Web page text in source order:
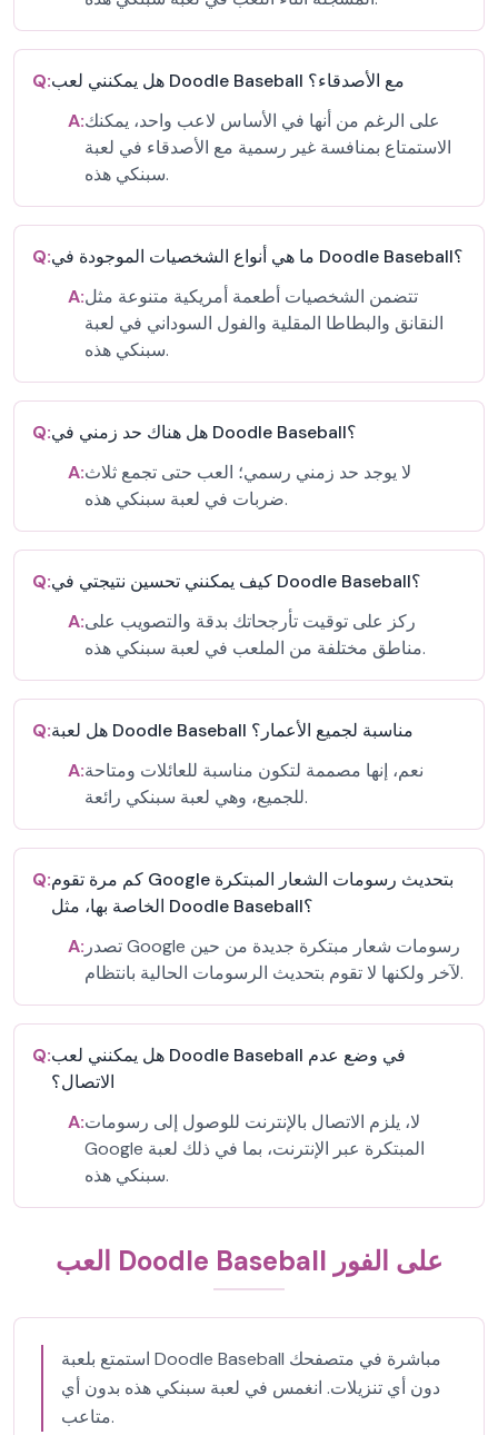
Q:
هل يمكنني لعب Doodle Baseball مع الأصدقاء؟
A:على الرغم من أنها في الأساس لاعب واحد، يمكنك
الاستمتاع بمنافسة غير رسمية مع الأصدقاء في لعبة
سبنكي هذه.
Q:
ما هي أنواع الشخصيات الموجودة في Doodle Baseball؟
A:تتضمن الشخصيات أطعمة أمريكية متنوعة مثل
النقانق والبطاطا المقلية والفول السوداني في لعبة
سبنكي هذه.
Q:
هل هناك حد زمني في Doodle Baseball؟
A:لا يوجد حد زمني رسمي؛ العب حتى تجمع ثلاث
ضربات في لعبة سبنكي هذه.
Q:
كيف يمكنني تحسين نتيجتي في Doodle Baseball؟
A:ركز على توقيت تأرجحاتك بدقة والتصويب على
مناطق مختلفة من الملعب في لعبة سبنكي هذه.
Q:
هل لعبة Doodle Baseball مناسبة لجميع الأعمار؟
A:نعم، إنها مصممة لتكون مناسبة للعائلات ومتاحة
للجميع، وهي لعبة سبنكي رائعة.
Q:كم مرة تقوم Google بتحديث رسومات الشعار المبتكرة
الخاصة بها، مثل Doodle Baseball؟
A: تصدر Google رسومات شعار مبتكرة جديدة من حين
لآخر ولكنها لا تقوم بتحديث الرسومات الحالية بانتظام.
Q:هل يمكنني لعب Doodle Baseball في وضع عدم
الاتصال؟
A:لا، يلزم الاتصال بالإنترنت للوصول إلى رسومات
Google المبتكرة عبر الإنترنت، بما في ذلك لعبة
سبنكي هذه.
العب Doodle Baseball على الفور
استمتع بلعبة Doodle Baseball مباشرة في متصفحك
دون أي تنزيلات. انغمس في لعبة سبنكي هذه بدون أي
متاعب.